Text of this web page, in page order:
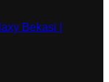
Bekasi |